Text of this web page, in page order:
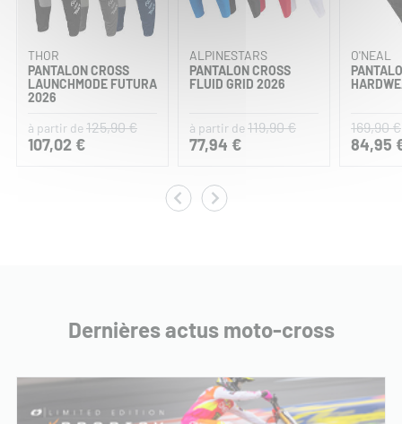
THOR
PANTALON CROSS
LAUNCHMODE FUTURA
2026
à partir de125,90 €
107,02 €
ALPINESTARS
PANTALON CROSS
FLUID GRID 2026
à partir de119,90 €
77,94 €
O'NEAL
169,90 €
84,95
Dernières actus moto-cross